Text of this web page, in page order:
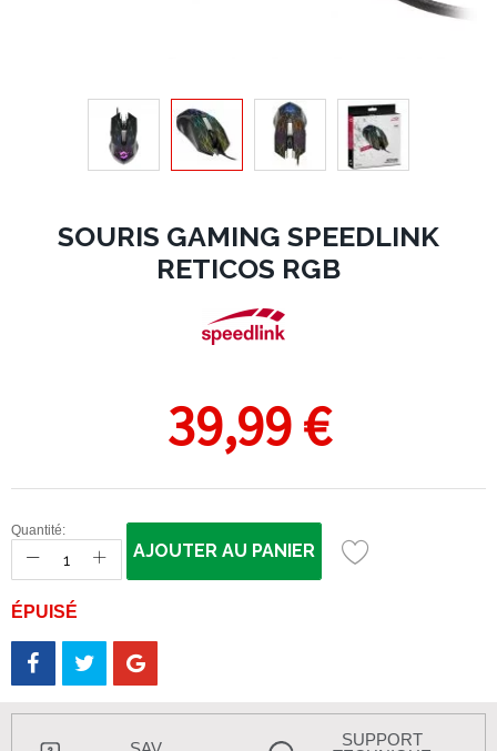
SOURIS GAMING SPEEDLINK
RETICOS RGB
39,99 €
Quantité:
AJOUTER AU PANIER
ÉPUISÉ
SUPPORT